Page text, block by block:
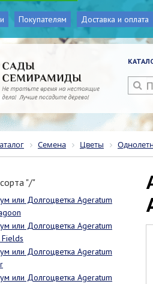
Покупателям Доставка и оплата
Семена Цветы
"/"
или Долгоцветка Ageratum
или Долгоцветка Ageratum
или Долгоцветка Ageratum
или Долгоцветка Ageratum
Агератум